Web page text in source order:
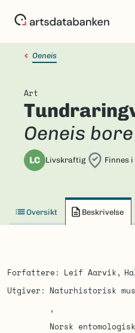
Oeneis
Art
Oeneis bore
LC Livskraftig Finnes i
Oversikt Beskrivelse
Forfattere Leif Aarvik
Utgiver
Naturhistorisk
Norsk